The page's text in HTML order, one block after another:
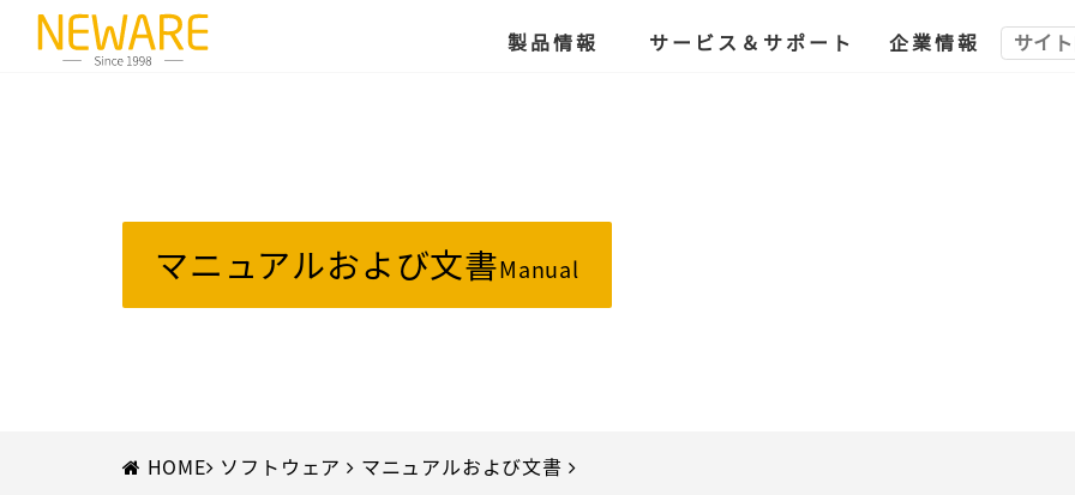
製品情報 サービス＆サポート 企業情報
マニュアルおよび文書 Manual
HOME ソフトウェア マニュアルおよび文書